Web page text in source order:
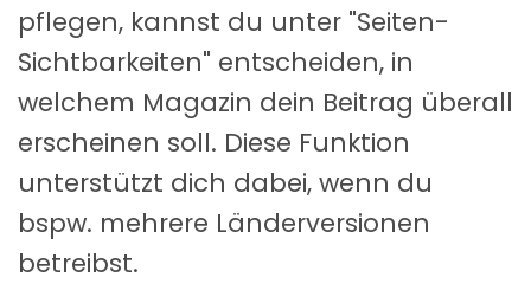
pflegen, kannst du unter "Seiten-
Sichtbarkeiten" entscheiden, in
welchem Magazin dein Beitrag überall
erscheinen soll. Diese Funktion
unterstützt dich dabei, wenn du
bspw. mehrere Länderversionen
betreibst.